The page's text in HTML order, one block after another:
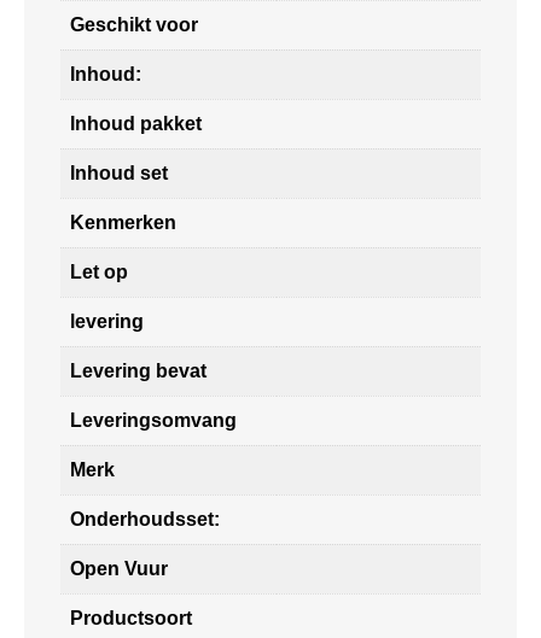
Geschikt voor
Inhoud:
Inhoud pakket
Inhoud set
Kenmerken
Let op
levering
Levering bevat
Leveringsomvang
Merk
Onderhoudsset:
Open Vuur
Productsoort